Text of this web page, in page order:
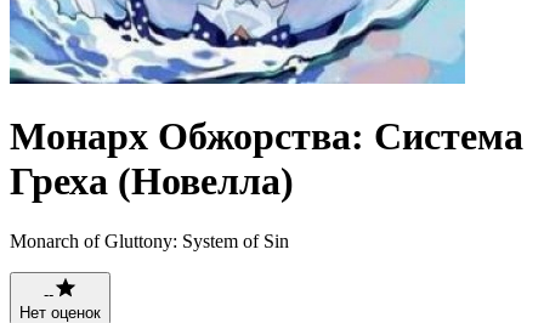
Монарх Обжорства: Система
Греха (Новелла)
Monarch of Gluttony: System of Sin
--
Нет оценок